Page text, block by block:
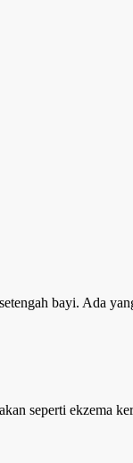
bayi. Ada
seperti ekzema